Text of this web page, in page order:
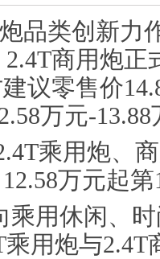
品类创新力
商用炮正
议零售价
万元-13.88
乘用休闲、
用炮与